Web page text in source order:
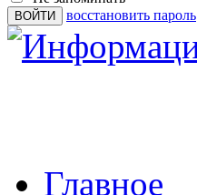
восстановить пароль
Главное